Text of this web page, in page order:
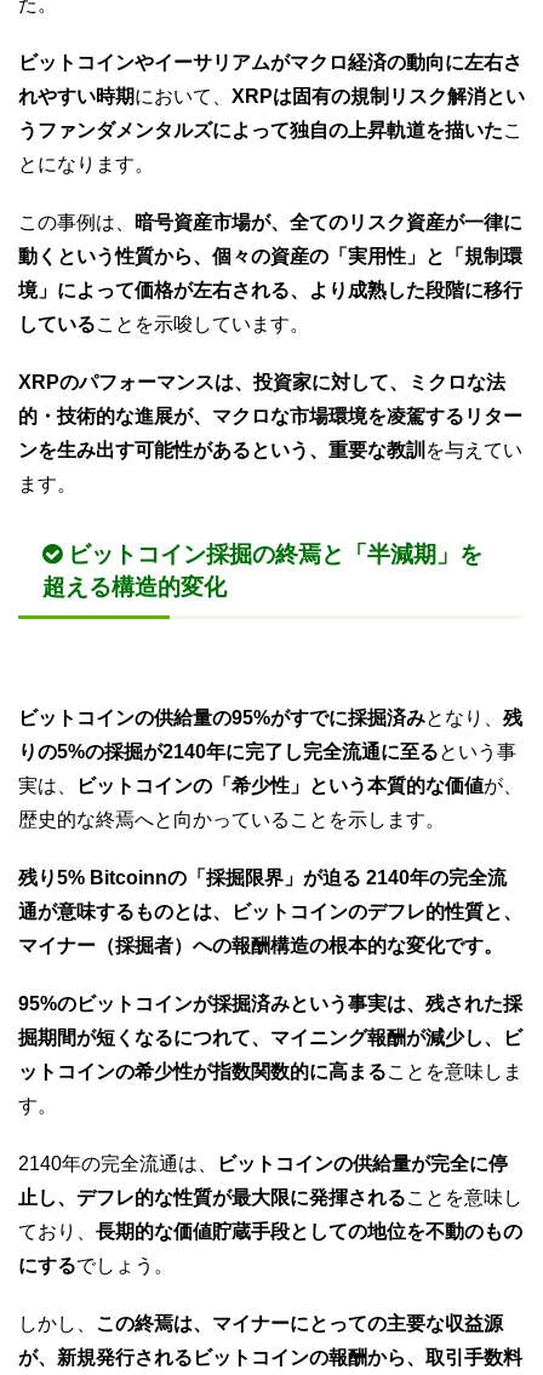
た。
ビットコインやイーサリアムがマクロ経済の動向に左右さ
れやすい時期において、 XRPは固有の規制リスク解消とい
うファンダメンタルズによって独自の上昇軌道を描いたこ
とになります。
この事例は、
暗号資産市場が、全てのリスク資産が一律に
動くという性質から、個々の資産の「実用性」と「規制環
境」によって価格が左右される、より成熟した段階に移行
していることを示唆しています。
XRPのパフォーマンスは、投資家に対して、ミクロな法
的・技術的な進展が、マクロな市場環境を凌駕するリター
ンを生み出す可能性があるという、重要な教訓 を与えてい
ます。
ビットコイン採掘の終焉と「半減期」を
超える構造的変化
ビットコインの供給量の95%がすでに採掘済みとなり、 残
りの5%の採掘が2140年に完了し完全流通に至るという事
実は、
ビットコインの「希少性」という本質的な価値が、
歴史的な終焉へと向かっていることを示します。
残り5% Bitcoinnの「採掘限界」が迫る 2140年の完全流
通が意味するものとは、ビットコインのデフレ的性質と、
マイナー（採掘者）への報酬構造の根本的な変化です。
95%のビットコインが採掘済みという事実は、残された採
掘期間が短くなるにつれて、マイニング報酬が減少し、ビ
ットコインの希少性が指数関数的に高まることを意味しま
す。
2140年の完全流通は、
ビットコインの供給量が完全に停
止し、デフレ的な性質が最大限に発揮されることを意味し
ており、 長期的な価値貯蔵手段としての地位を不動のもの
にするでしょう。
しかし、
この終焉は、マイナーにとっての主要な収益源
が、新規発行されるビットコインの報酬から、取引手数料